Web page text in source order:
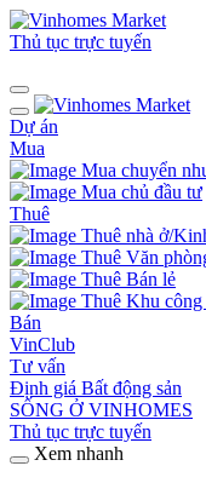
Thủ tục trực tuyến
Dự án
Mua
Mua chuyển
Mua chủ đầu tư
Thuê
Thuê nhà ở/
Thuê Văn
Thuê Bán lẻ
Thuê Khu công
Bán
VinClub
Tư vấn
Định giá Bất động sản
SỐNG Ở VINHOMES
Thủ tục trực tuyến
Xem nhanh